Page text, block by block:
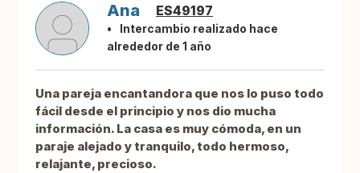
Ana ES49197
Intercambio realizado hace
alrededor de 1 año
Una pareja encantandora que nos lo puso todo
fácil desde el principio y nos dio mucha
información. La casa es muy cómoda, en un
paraje alejado y tranquilo, todo hermoso,
relajante, precioso.